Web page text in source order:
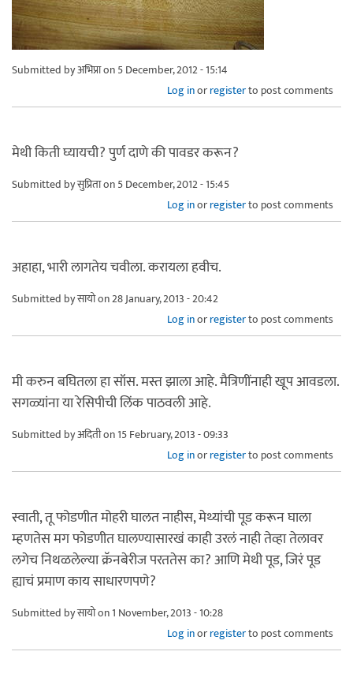
Submitted byअभिप्राon 5 December, 2012 - 15:14
Log inorregisterto post comments
मेथी किती घ्यायची? पुर्ण दाणे की पावडर करून?
Submitted byसुप्रिताon 5 December, 2012 - 15:45
Log inorregisterto post comments
अहाहा, भारी लागतेय चवीला. करायला हवीच.
Submitted byसायोon 28 January, 2013 - 20:42
Log inorregisterto post comments
मी करुन बघितला हा सॉस. मस्त झाला आहे. मैत्रिणींनाही खूप आवडला.
सगळ्यांना या रेसिपीची लिंक पाठवली आहे.
Submitted byअदितीon 15 February, 2013 - 09:33
Log inorregisterto post comments
स्वाती, तू फोडणीत मोहरी घालत नाहीस, मेथ्यांची पूड करून घाला
म्हणतेस मग फोडणीत घालण्यासारखं काही उरलं नाही तेव्हा तेलावर
लगेच निथळलेल्या क्रॅनबेरीज परततेस का? आणि मेथी पूड, जिरं पूड
ह्याचं प्रमाण काय साधारणपणे?
Submitted byसायोon 1 November, 2013 - 10:28
Log inorregisterto post comments